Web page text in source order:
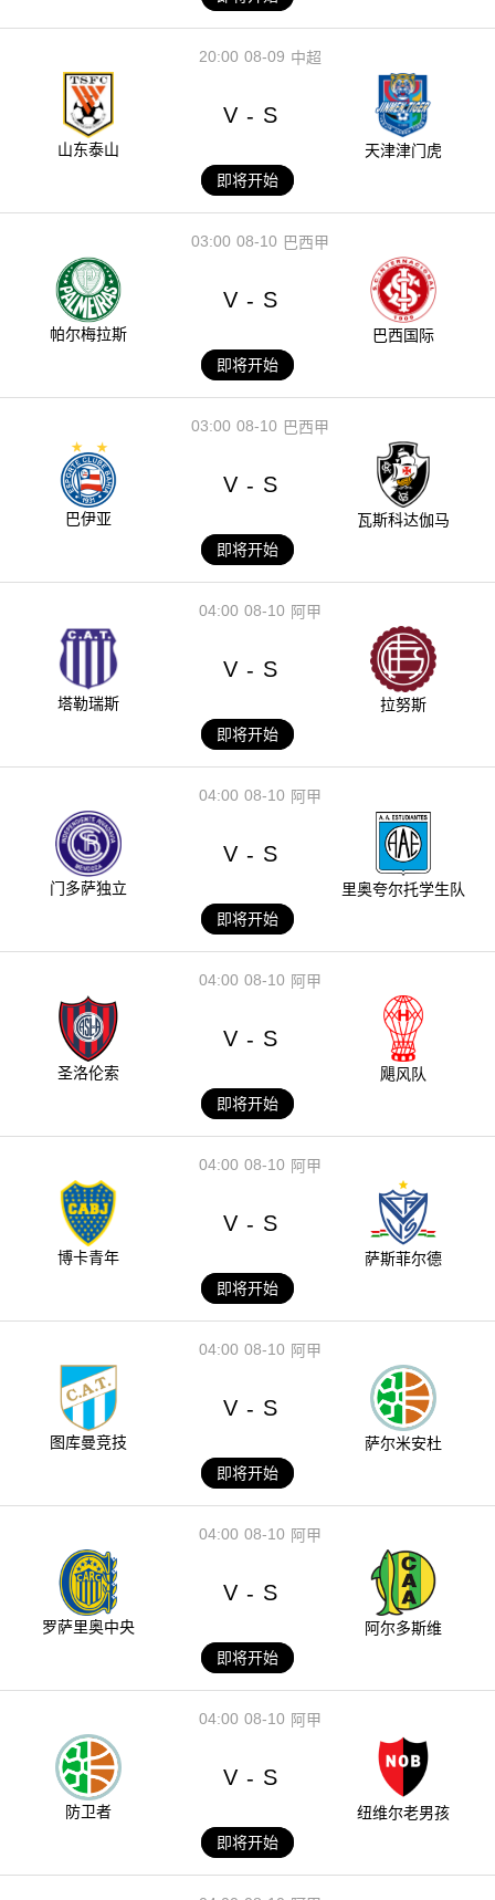
08-09
20:00 中超
山东泰山
V - S
天津津门虎
即将开始
08-10
03:00 巴西甲
帕尔梅拉斯
V - S
巴西国际
即将开始
08-10
03:00 巴西甲
巴伊亚
V - S
瓦斯科达伽马
即将开始
08-10
04:00 阿甲
塔勒瑞斯
V - S
拉努斯
即将开始
08-10
04:00 阿甲
门多萨独立
V - S
里奥夸尔托学生队
即将开始
08-10
04:00 阿甲
圣洛伦索
V - S
飓风队
即将开始
08-10
04:00 阿甲
博卡青年
V - S
萨斯菲尔德
即将开始
08-10
04:00 阿甲
图库曼竞技
V - S
萨尔米安杜
即将开始
08-10
04:00 阿甲
罗萨里奥中央
V - S
阿尔多斯维
即将开始
08-10
04:00 阿甲
防卫者
V - S
纽维尔老男孩
即将开始